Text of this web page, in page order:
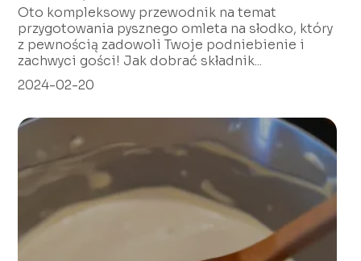
Oto kompleksowy przewodnik na temat
przygotowania pysznego omleta na słodko, który
z pewnością zadowoli Twoje podniebienie i
zachwyci gości! Jak dobrać składnik...
2024-02-20